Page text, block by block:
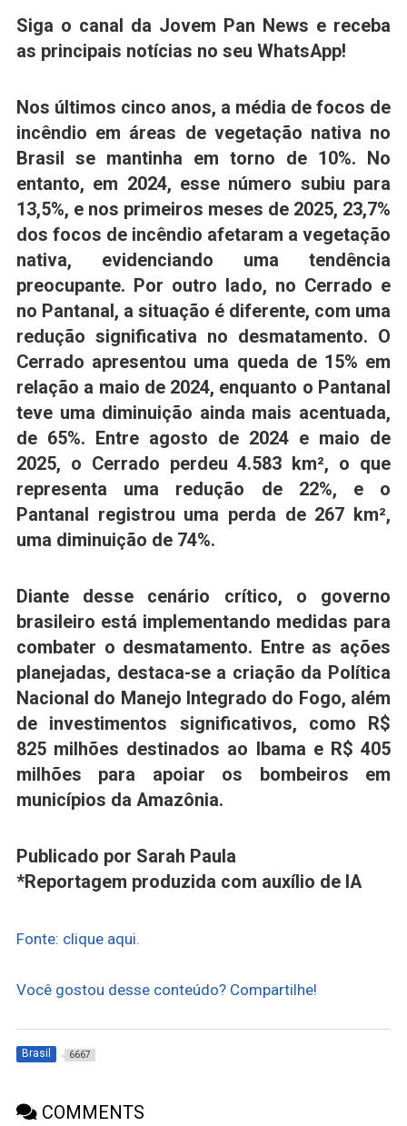
Siga o canal da Jovem Pan News e receba
as principais notícias no seu WhatsApp!
Nos últimos cinco anos, a média de focos de
incêndio em áreas de vegetação nativa no
Brasil se mantinha em torno de 10%. No
entanto, em 2024, esse número subiu para
13,5%, e nos primeiros meses de 2025, 23,7%
dos focos de incêndio afetaram a vegetação
nativa, evidenciando uma tendência
preocupante. Por outro lado, no Cerrado e
no Pantanal, a situação é diferente, com uma
redução significativa no desmatamento. O
Cerrado apresentou uma queda de 15% em
relação a maio de 2024, enquanto o Pantanal
teve uma diminuição ainda mais acentuada,
de 65%. Entre agosto de 2024 e maio de
2025, o Cerrado perdeu 4.583 km², o que
representa uma redução de 22%, e o
Pantanal registrou uma perda de 267 km²,
uma diminuição de 74%.
Diante desse cenário crítico, o governo
brasileiro está implementando medidas para
combater o desmatamento. Entre as ações
planejadas, destaca-se a criação da Política
Nacional do Manejo Integrado do Fogo, além
de investimentos significativos, como R$
825 milhões destinados ao Ibama e R$ 405
milhões para apoiar os bombeiros em
municípios da Amazônia.
Publicado por Sarah Paula
*Reportagem produzida com auxílio de IA
Fonte: clique aqui.
Você gostou desse conteúdo? Compartilhe!
Brasil 6667
COMMENTS